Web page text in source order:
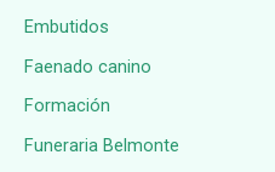
Embutidos
Faenado canino
Formación
Funeraria Belmonte